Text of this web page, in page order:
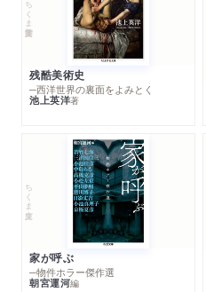
ちくま学芸文庫
残酷美術史
─西洋世界の裏面をよみとく
池上英洋著
ちくま文庫
家が呼ぶ
─物件ホラー傑作選
朝宮運河編